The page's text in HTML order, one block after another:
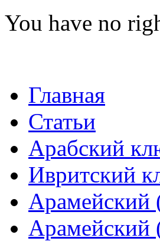
You have no
Главная
Статьи
Арабский
Ивритский
Арамейский
Арамейский